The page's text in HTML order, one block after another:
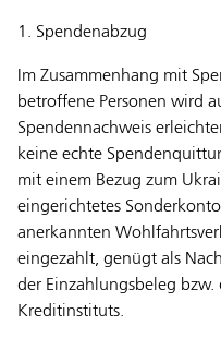
1. Spendenabzug
Im Zusammenhang mit
betroffene Personen wird
Spendennachweis
keine echte
mit einem Bezug zum
eingerichtetes
anerkannten
eingezahlt, genügt als
der Einzahlungsbeleg
Kreditinstituts.